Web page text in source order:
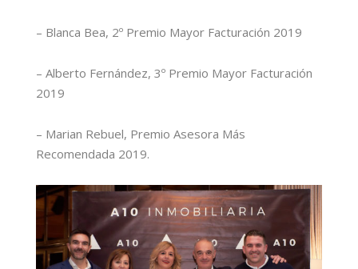
– Blanca Bea, 2º Premio Mayor Facturación 2019
– Alberto Fernández, 3º Premio Mayor Facturación
2019
– Marian Rebuel, Premio Asesora Más
Recomendada 2019.